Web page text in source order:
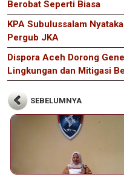
Berobat Seperti Biasa
KPA Subulussalam
Pergub JKA
Dispora Aceh Dorong
Lingkungan dan Mitigasi
SEBELUMNYA